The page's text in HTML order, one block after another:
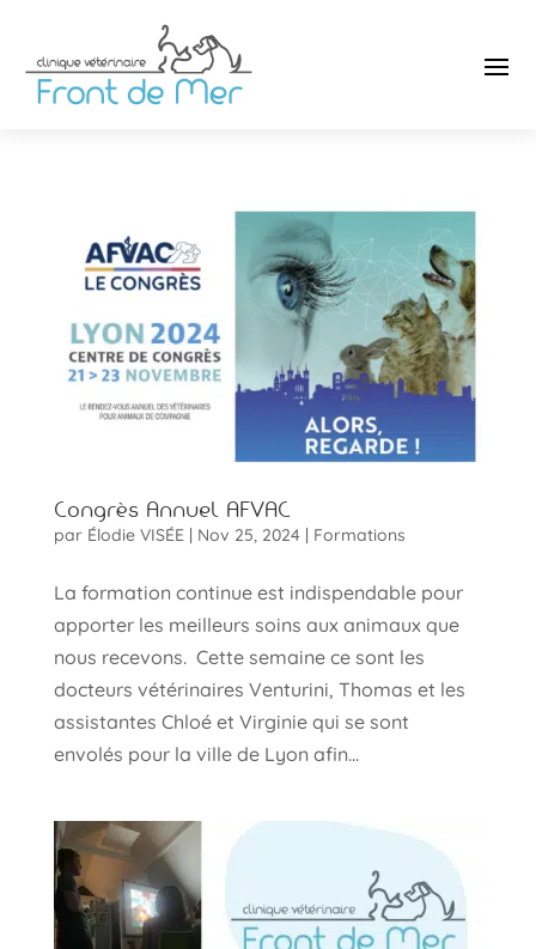
Congrès Annuel AFVAC
par Élodie VISÉE| Nov 25, 2024| Formations
La formation continue est indispendable pour
apporter les meilleurs soins aux animaux que
nous recevons. Cette semaine ce sont les
docteurs vétérinaires Venturini, Thomas et les
assistantes Chloé et Virginie qui se sont
envolés pour la ville de Lyon afin...